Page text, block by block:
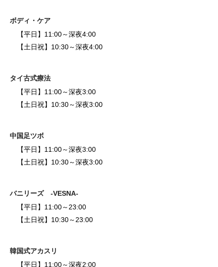
ボディ・ケア
【平日】11:00～深夜4:00
【土日祝】10:30～深夜4:00
タイ古式療法
【平日】11:00～深夜3:00
【土日祝】10:30～深夜3:00
中国足ツボ
【平日】11:00～深夜3:00
【土日祝】10:30～深夜3:00
バニリーズ -VESNA-
【平日】11:00～23:00
【土日祝】10:30～23:00
韓国式アカスリ
【平日】11:00～深夜2:00